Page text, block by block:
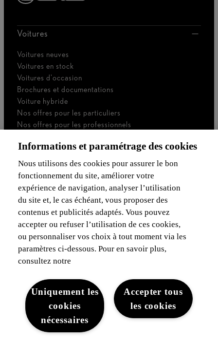
Voitures
Voitures neuves
Voitures en stock
Voitures d'occasion
Brochures et documentations
Voiture hybride
Nos offres pour les particuliers
Nos offres pour les professionnels
Je suis indépendant
Je suis gestionnaire de flotte
Assurances & Financement
Découvrez Lexus
Mentions Légales
Mentions légales Cookies du site
Lexus-Belgique © 2026
Informations et paramétrage des cookies
Nous utilisons des cookies pour assurer le bon
fonctionnement du site, améliorer votre
expérience de navigation, analyser l’utilisation
du site et, le cas échéant, vous proposer des
contenus et publicités adaptés. Vous pouvez
accepter ou refuser l’utilisation de ces cookies,
ou personnaliser vos choix à tout moment via les
paramètres ci-dessous. Pour en savoir plus,
consultez notre
Accepter tous
les cookies
Uniquement les
cookies
nécessaires